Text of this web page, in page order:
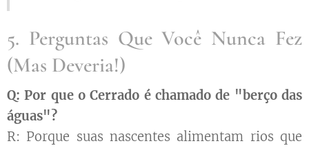
5. Perguntas Que Você Nunca Fez
(Mas Deveria!)
Q: Por que o Cerrado é chamado de "berço das
águas"?
R: Porque suas nascentes alimentam rios que